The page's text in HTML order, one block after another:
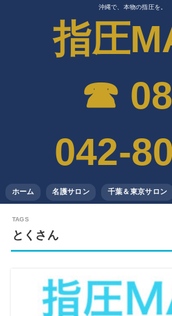
沖縄で、本物の指圧を。
指圧
☎︎
042-
ホーム 名護サロン 千葉＆東京サロン
とくさん